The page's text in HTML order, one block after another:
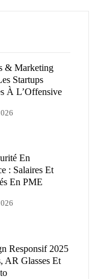
& Marketing
Startups
À L’Offensive
En
: Salaires Et
En PME
Responsif 2025
AR Glasses Et